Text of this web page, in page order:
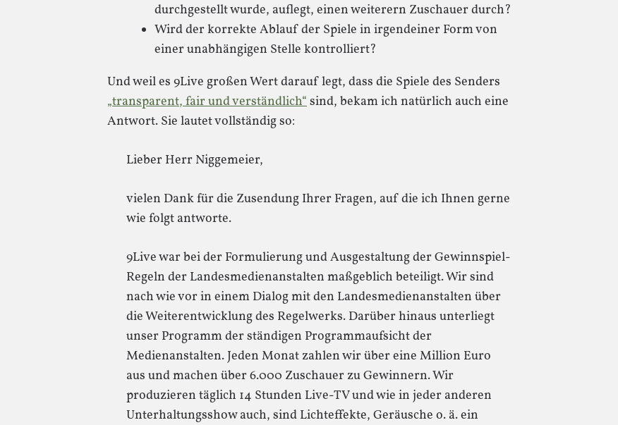
durchgestellt wurde, auflegt, einen weiterern Zuschauer durch?
Wird der korrekte Ablauf der Spiele in irgendeiner Form von
einer unabhängigen Stelle kontrolliert?
Und weil es 9Live großen Wert darauf legt, dass die Spiele des Senders
„transparent, fair und verständlich“sind, bekam ich natürlich auch eine
Antwort. Sie lautet vollständig so:
Lieber Herr Niggemeier,
vielen Dank für die Zusendung Ihrer Fragen, auf die ich Ihnen gerne
wie folgt antworte.
9Live war bei der Formulierung und Ausgestaltung der Gewinnspiel-
Regeln der Landesmedienanstalten maßgeblich beteiligt. Wir sind
nach wie vor in einem Dialog mit den Landesmedienanstalten über
die Weiterentwicklung des Regelwerks. Darüber hinaus unterliegt
unser Programm der ständigen Programmaufsicht der
Medienanstalten. Jeden Monat zahlen wir über eine Million Euro
aus und machen über 6.000 Zuschauer zu Gewinnern. Wir
produzieren täglich 14 Stunden Live-TV und wie in jeder anderen
Unterhaltungsshow auch, sind Lichteffekte, Geräusche o. ä. ein